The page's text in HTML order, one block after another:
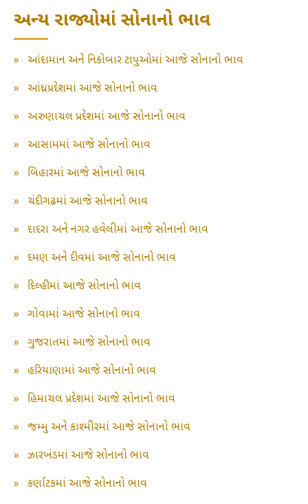
અન્ય રાજ્યોમાં સોનાનો ભાવ
»
આંદામાન અને નિકોબાર ટાપુઓમાં આજે સોનાનો ભાવ
»
આંધ્રપ્રદેશમાં આજે સોનાનો ભાવ
»
અરુણાચલ પ્રદેશમાં આજે સોનાનો ભાવ
»
આસામમાં આજે સોનાનો ભાવ
»
બિહારમાં આજે સોનાનો ભાવ
»
ચંદીગઢમાં આજે સોનાનો ભાવ
»
દાદરા અને નગર હવેલીમાં આજે સોનાનો ભાવ
»
દમણ અને દીવમાં આજે સોનાનો ભાવ
»
દિલ્હીમાં આજે સોનાનો ભાવ
»
ગોવામાં આજે સોનાનો ભાવ
»
ગુજરાતમાં આજે સોનાનો ભાવ
»
હરિયાણામાં આજે સોનાનો ભાવ
»
હિમાચલ પ્રદેશમાં આજે સોનાનો ભાવ
»
જમ્મુ અને કાશ્મીરમાં આજે સોનાનો ભાવ
»
ઝારખંડમાં આજે સોનાનો ભાવ
»
કર્ણાટકમાં આજે સોનાનો ભાવ